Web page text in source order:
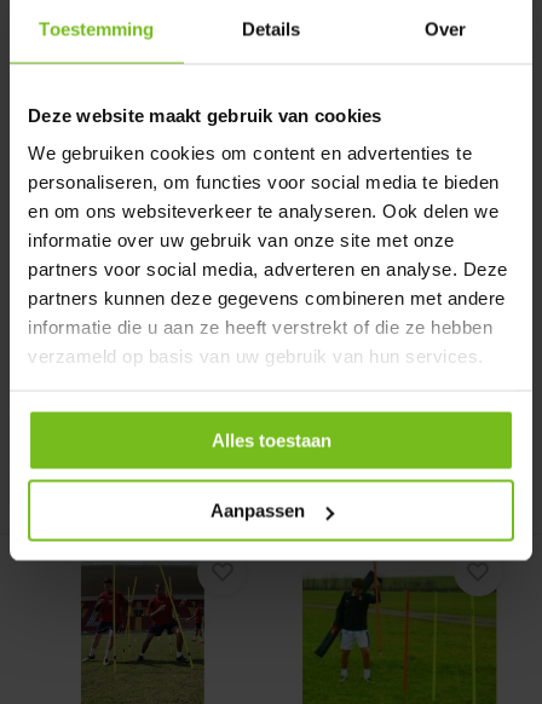
Toestemming Details Over
Deze website maakt gebruik van cookies
We gebruiken cookies om content en advertenties te
personaliseren, om functies voor social media te bieden
en om ons websiteverkeer te analyseren. Ook delen we
informatie over uw gebruik van onze site met onze
partners voor social media, adverteren en analyse. Deze
partners kunnen deze gegevens combineren met andere
informatie die u aan ze heeft verstrekt of die ze hebben
verzameld op basis van uw gebruik van hun services.
Alles toestaan
Aanpassen
Hordenset hoogte
verstelbaar
Hordenset in hoogte
verstelbaar 30cm-80cm met
ve...
Op voorraad
Deliverytime
Verstelbare horde van
10cm - 30cm
Verstelbare horde: in 5
hoogtes verstelbaar: 10c...
Vergelijk
Niet op voorraad
Deliverytime